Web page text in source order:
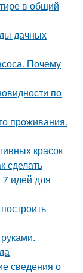
в общий
дачных
Почему
по
проживания.
красок
сделать
идей для
сведения о